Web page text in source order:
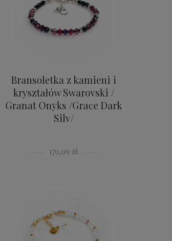
Bransoletka z kamieni i
kryształów Swarovski /
Granat Onyks /Grace Dark
Silv/
179,99 zł